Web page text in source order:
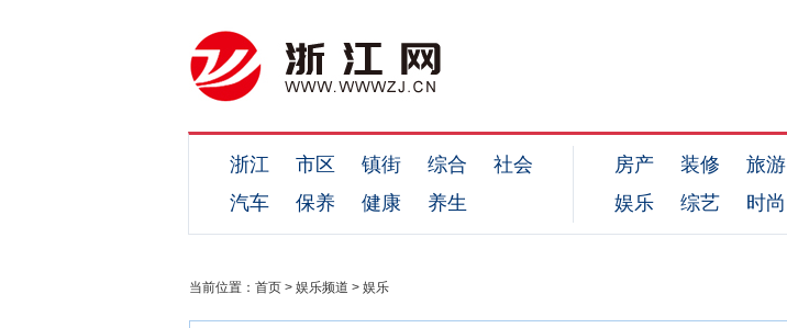
浙江 市区 镇街 综合
社会
汽车
保养 健康 养生
房产 装修 旅游
娱乐
综艺 时尚
当前位置： 首页 > 娱乐频道 > 娱乐